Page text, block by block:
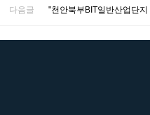
다음글 "천안북부BIT일반산업단